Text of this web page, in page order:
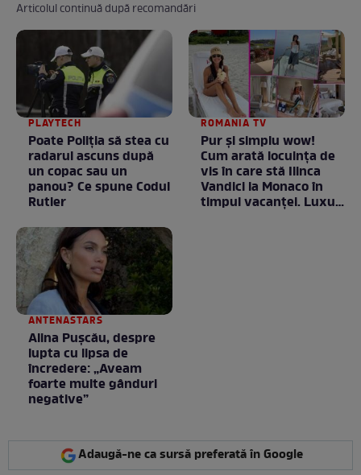
Articolul continuă după recomandări
PLAYTECH
Poate Poliția să stea cu
radarul ascuns după
un copac sau un
panou? Ce spune Codul
Rutier
ROMANIA TV
Pur și simplu wow!
Cum arată locuința de
vis în care stă Ilinca
Vandici la Monaco în
timpul vacanței. Luxul
ANTENASTARS
Alina Pușcău, despre
lupta cu lipsa de
încredere: „Aveam
foarte multe gânduri
negative”
Adaugă-ne ca sursă preferată în Google